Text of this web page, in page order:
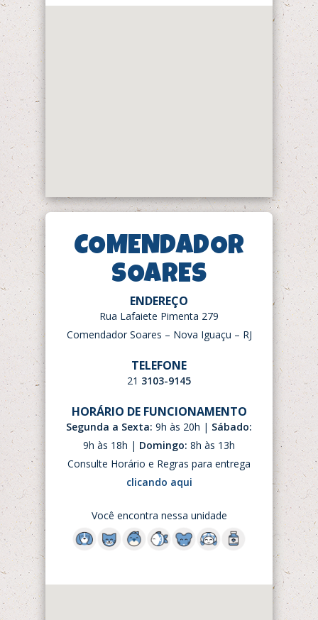
COMENDADOR
SOARES
ENDEREÇO
Rua Lafaiete Pimenta 279
Comendador Soares – Nova Iguaçu – RJ
TELEFONE
21 3103-9145
HORÁRIO DE FUNCIONAMENTO
Segunda a Sexta: 9h às 20h | Sábado:
9h às 18h | Domingo: 8h às 13h
Consulte Horário e Regras para entrega
clicando aqui
Você encontra nessa unidade
Clínica
Produtos
Nossas
Institucional
Delivery
Trabalhe
Fale Conosco